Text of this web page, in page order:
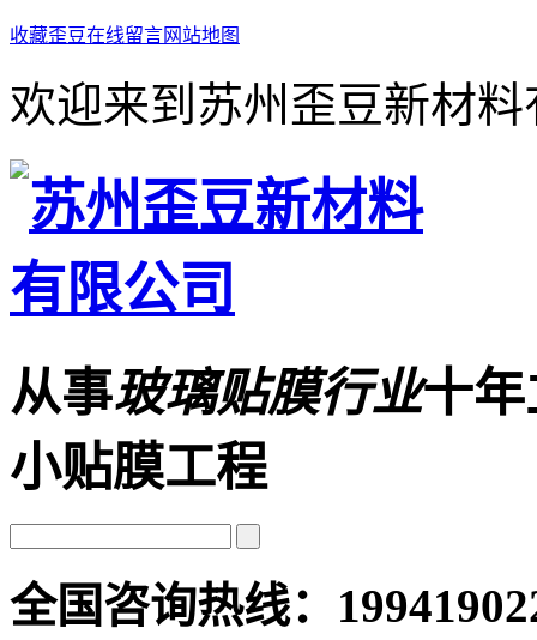
收藏歪豆在线留言网站地图
欢迎来到苏州歪豆新材
从事玻璃贴膜行业十年
小贴膜工程
全国咨询热线：